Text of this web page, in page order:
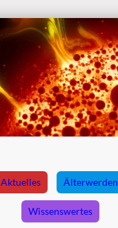
Aktuelles Älterwerden
Wissenswertes